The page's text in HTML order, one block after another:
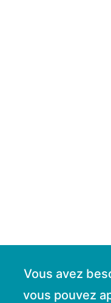
Vous avez
vous pouvez